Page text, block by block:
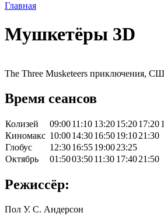
Главная
Мушкетёры 3D
The Three Musketeers приключения,
Время сеансов
Колизей 09:0011:10 13:2015:2017:20
Киномакс 10:0014:3016:5019:1021:30
Глобус
12:3016:5519:0023:25
Октябрь
01:5003:5011:30 17:4021:50
Режиссёр:
Пол У. С. Андерсон